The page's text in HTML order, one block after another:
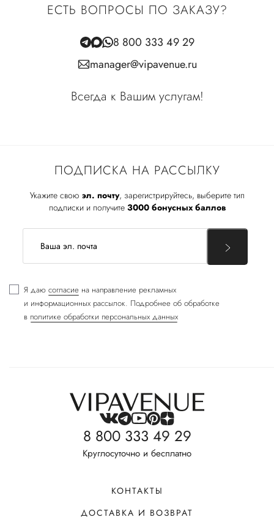
ПОДПИСКА НА РАССЫЛКУ
Укажите свою эл. почту, зарегистрируйтесь, выберите тип
подписки и получите 3000 бонусных баллов
Я даю согласие на направление рекламных
и информационных рассылок. Подробнее об обработке
в политике обработки персональных данных
ЕСТЬ ВОПРОСЫ ПО ЗАКАЗУ?
8 800 333 49 29
manager@vipavenue.ru
Всегда к Вашим услугам!
8 800 333 49 29
Круглосуточно и бесплатно
КОНТАКТЫ
ДОСТАВКА И ВОЗВРАТ